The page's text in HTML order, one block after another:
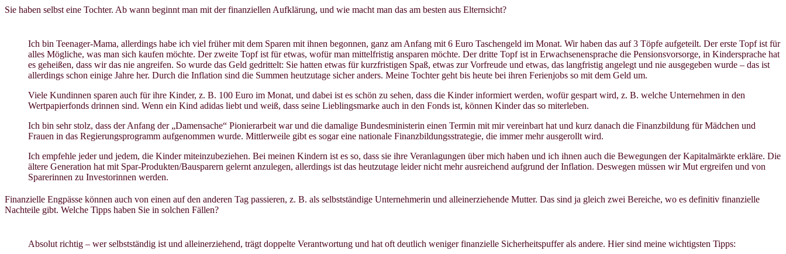
Sie haben selbst eine Tochter. Ab wann beginnt man mit der finanziellen Aufklärung, und wie macht man das am besten aus Elternsicht?
Ich bin Teenager-Mama, allerdings habe ich viel früher mit dem Sparen mit ihnen begonnen, ganz am Anfang mit 6 Euro Taschengeld im Monat. Wir haben das auf 3 Töpfe aufgeteilt. Der erste Topf ist für
alles Mögliche, was man sich kaufen möchte. Der zweite Topf ist für etwas, wofür man mittelfristig ansparen möchte. Der dritte Topf ist in Erwachsenensprache die Pensionsvorsorge, in Kindersprache hat
es geheißen, dass wir das nie angreifen. So wurde das Geld gedrittelt: Sie hatten etwas für kurzfristigen Spaß, etwas zur Vorfreude und etwas, das langfristig angelegt und nie ausgegeben wurde – das ist
allerdings schon einige Jahre her. Durch die Inflation sind die Summen heutzutage sicher anders. Meine Tochter geht bis heute bei ihren Ferienjobs so mit dem Geld um.
Viele Kundinnen sparen auch für ihre Kinder, z. B. 100 Euro im Monat, und dabei ist es schön zu sehen, dass die Kinder informiert werden, wofür gespart wird, z. B. welche Unternehmen in den
Wertpapierfonds drinnen sind. Wenn ein Kind adidas liebt und weiß, dass seine Lieblingsmarke auch in den Fonds ist, können Kinder das so miterleben.
Ich bin sehr stolz, dass der Anfang der „Damensache“ Pionierarbeit war und die damalige Bundesministerin einen Termin mit mir vereinbart hat und kurz danach die Finanzbildung für Mädchen und
Frauen in das Regierungsprogramm aufgenommen wurde. Mittlerweile gibt es sogar eine nationale Finanzbildungsstrategie, die immer mehr ausgerollt wird.
Ich empfehle jeder und jedem, die Kinder miteinzubeziehen. Bei meinen Kindern ist es so, dass sie ihre Veranlagungen über mich haben und ich ihnen auch die Bewegungen der Kapitalmärkte erkläre. Die
ältere Generation hat mit Spar-Produkten/Bausparern gelernt anzulegen, allerdings ist das heutzutage leider nicht mehr ausreichend aufgrund der Inflation. Deswegen müssen wir Mut ergreifen und von
Sparerinnen zu Investorinnen werden.
Finanzielle Engpässe können auch von einen auf den anderen Tag passieren, z. B. als selbstständige Unternehmerin und alleinerziehende Mutter. Das sind ja gleich zwei Bereiche, wo es definitiv finanzielle
Nachteile gibt. Welche Tipps haben Sie in solchen Fällen?
Absolut richtig – wer selbstständig ist und alleinerziehend, trägt doppelte Verantwortung und hat oft deutlich weniger finanzielle Sicherheitspuffer als andere. Hier sind meine wichtigsten Tipps: